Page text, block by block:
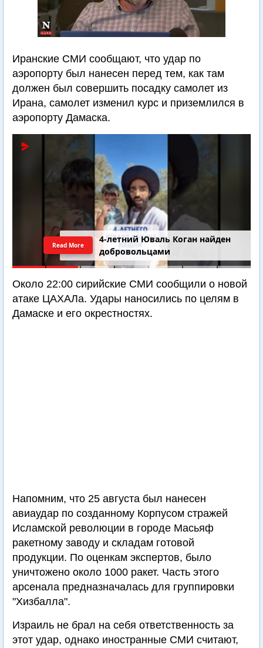
Иранские СМИ сообщают, что удар по
аэропорту был нанесен перед тем, как там
должен был совершить посадку самолет из
Ирана, самолет изменил курс и приземлился в
аэропорту Дамаска.
Последний шанс Ирана. Теракт в
Самарии // Новости Израиля.
Шарп. Финкель. Дубнов
Read More
Около 22:00 сирийские СМИ сообщили о новой
атаке ЦАХАЛа. Удары наносились по целям в
Дамаске и его окрестностях.
Напомним, что 25 августа был нанесен
авиаудар по созданному Корпусом стражей
Исламской революции в городе Масьяф
ракетному заводу и складам готовой
продукции. По оценкам экспертов, было
уничтожено около 1000 ракет. Часть этого
арсенала предназначалась для группировки
"Хизбалла".
Израиль не брал на себя ответственность за
этот удар, однако иностранные СМИ считают,